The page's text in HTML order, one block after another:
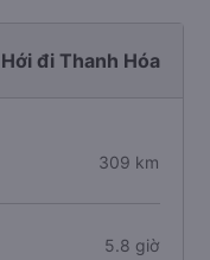
đi Thanh Hóa
309 km
5.8 giờ